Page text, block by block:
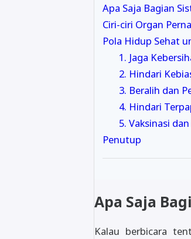
Apa Saja Bagian
Ciri-ciri Organ
Pola Hidup Sehat
1. Jaga
2. Hindari
3. Beralih dan
4. Hindari
5. Vaksinasi
Penutup
Apa Saja
Kalau berbicara